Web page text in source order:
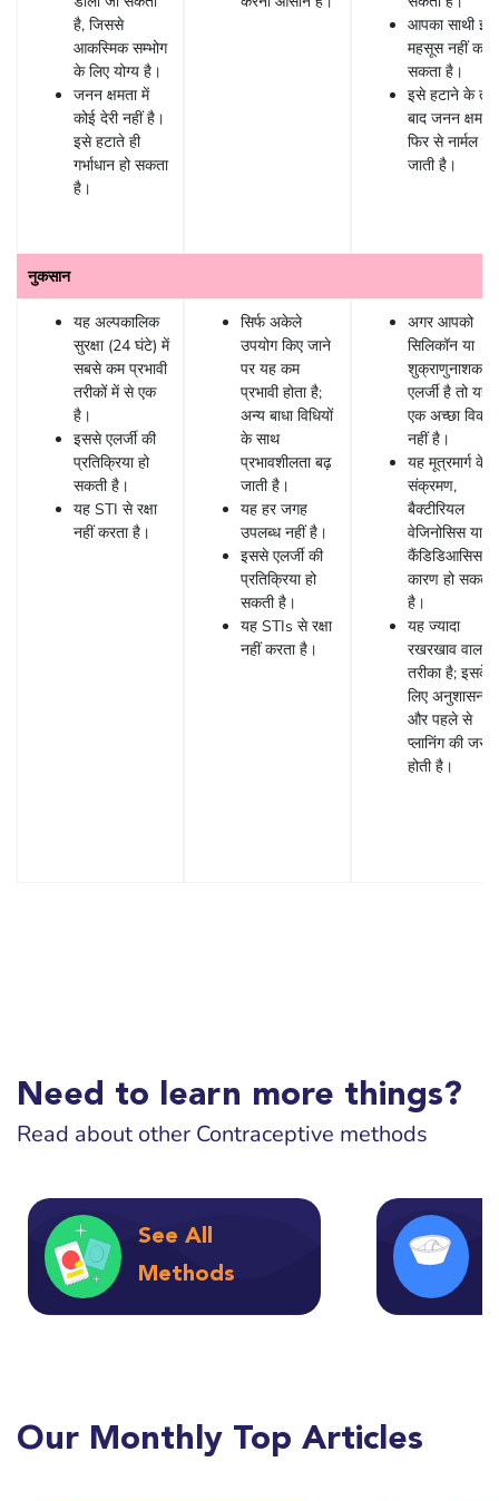
है, जिससे
आकस्मिक सम्भोग
के लिए योग्य है।
जनन क्षमता में
कोई देरी नहीं है।
इसे हटाते ही
गर्भाधान हो सकता
है।
नुकसान
यह अल्पकालिक
सुरक्षा (24 घंटे) में
सबसे कम प्रभावी
तरीकों में से एक
है।
इससे एलर्जी की
प्रतिक्रिया हो
सकती है।
यह STI से रक्षा
नहीं करता है।
सिर्फ अकेले
उपयोग किए जाने
पर यह कम
प्रभावी होता है;
अन्य बाधा विधियों
के साथ
प्रभावशीलता बढ़
जाती है।
यह हर जगह
उपलब्ध नहीं है।
इससे एलर्जी की
प्रतिक्रिया हो
सकती है।
यह STIs से रक्षा
नहीं करता है।
आपका साथी इसे
महसूस नहीं कर
सकता है।
इसे हटाने के
बाद जनन क्षमता
फिर से नार्मल हो
जाती है।
अगर आपको
सिलिकॉन या
शुक्राणुनाशक से
एलर्जी है तो यह
एक अच्छा
नहीं है।
यह मूत्रमार्ग के
संक्रमण,
बैक्टीरियल
वेजिनोसिस या
कैंडिडिआसिस
कारण हो सकता
है।
यह ज्यादा
रखरखाव वाला
तरीका है; इसके
लिए अनुशासन
और पहले से
प्लानिंग की
होती है।
Need to learn more things?
Read about other Contraceptive methods
See All
Methods
Our Monthly Top Articles